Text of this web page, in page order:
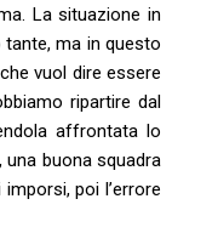
La situazione in
ma in questo
vuol dire essere
ripartire dal
affrontata lo
buona squadra
poi l’errore